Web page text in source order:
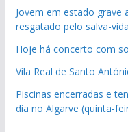
Jovem em estado grave
resgatado pelo salva-
Hoje há concerto com
Vila Real de Santo
Piscinas encerradas e
dia no Algarve (quinta-